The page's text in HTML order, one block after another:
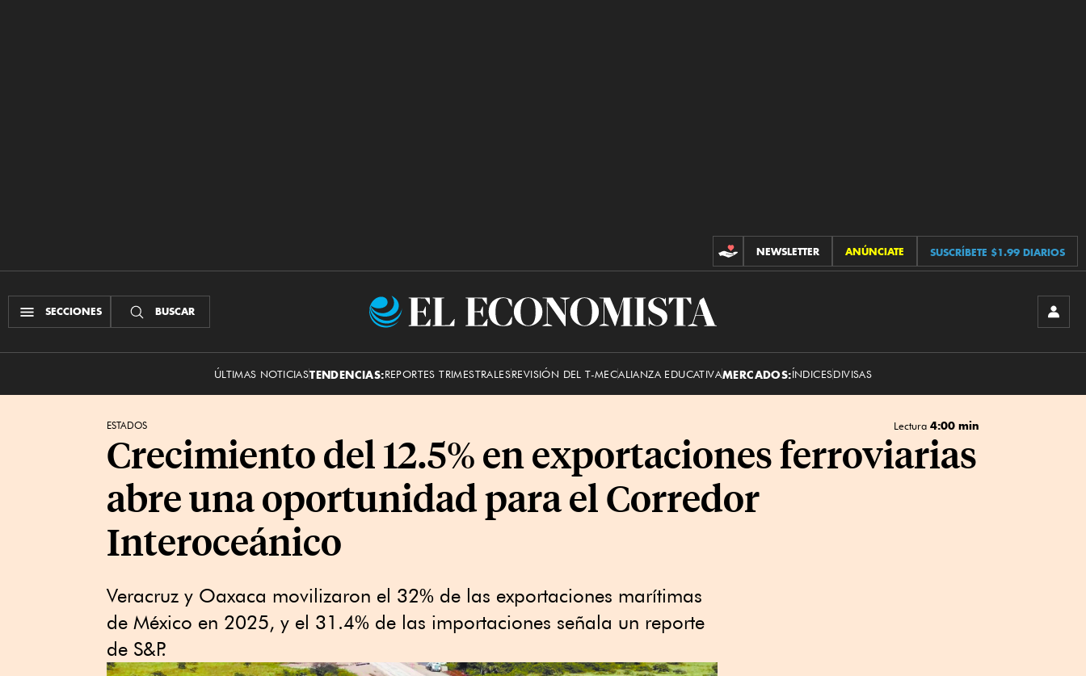
CONTRIBUCIONES
NEWSLETTER ANÚNCIATE SUSCRÍBETE $1.99 DIARIOS
SECCIONES BUSCAR
El
ÚLTIMAS NOTICIASTENDENCIAS:REPORTES TRIMESTRALESREVISIÓN DEL T-MECALIANZA EDUCATIVAMERCADOS:ÍNDICESDIVISAS
ESTADOS Lectura 4:00 min
Crecimiento del 12.5% en exportaciones ferroviarias
abre una oportunidad para el Corredor
Interoceánico
Veracruz y Oaxaca movilizaron el 32% de las exportaciones marítimas
de México en 2025, y el 31.4% de las importaciones señala un reporte
de S&P.